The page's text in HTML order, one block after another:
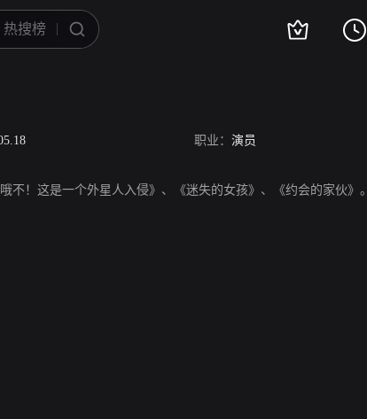
职业： 演员
不！这是一个外星人入侵》、《迷失的女孩》、《约会的家伙》。